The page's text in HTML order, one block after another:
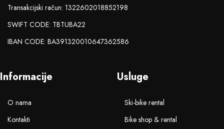
Transakcijski račun: 1322602018852198
SWIFT CODE: TBTUBA22
IBAN CODE: BA391320010647362586
Informacije
O nama
Kontakti
Usluge
Ski-bike rental
Bike shop & rental